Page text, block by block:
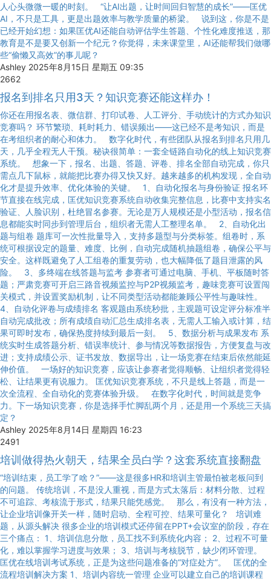
人心头微微一暖的时刻。 “让AI出题，让时间回归智慧的成长”——匡优
AI，不只是工具，更是出题效率与教学质量的桥梁。 说到这，你是不是
已经开始幻想：如果匡优AI还能自动评估学生答题、个性化难度推送，那
教育是不是要又创新一个纪元？你觉得，未来课堂里，AI还能帮我们做哪
些“偷懒又高效”的事儿呢？
Ashley 2025年8月15日 星期五 09:35
2662
报名到排名只用3天？知识竞赛还能这样办！
你还在用报名表、微信群、打印试卷、人工评分、手动统计的方式办知识
竞赛吗？ 环节繁琐、耗时耗力、错误频出——这已经不是考知识，而是
在考组织者的耐心和体力。 数字化时代，有些团队从报名到排名只用几
天，几乎全程无人干预。秘诀很简单：一套全链路自动化的线上知识竞赛
系统。 想象一下，报名、出题、答题、评卷、排名全部自动完成，你只
需点几下鼠标，就能把比赛办得又快又好。越来越多的机构发现，全自动
化才是提升效率、优化体验的关键。 1、自动化报名与身份验证 报名环
节直接在线完成，匡优知识竞赛系统自动收集完整信息，比赛中支持实名
验证、人脸识别，杜绝冒名参赛。无论是万人规模还是小型活动，报名信
息都能实时同步到管理后台，组织者无需人工整理名单。 2、自动化出
题与组卷 题库可一次性批量导入，支持多题型与分类标签。组卷时，系
统可根据设定的题量、难度、比例，自动完成随机抽题组卷，确保公平与
安全。这样既避免了人工组卷的重复劳动，也大幅降低了题目泄露的风
险。 3、多终端在线答题与监考 参赛者可通过电脑、手机、平板随时答
题；严肃竞赛可开启三路音视频监控与P2P视频监考，趣味竞赛可设置闯
关模式，并设置奖励机制，让不同类型活动都能兼顾公平性与趣味性。
4、自动化评卷与成绩排名 客观题由系统秒批，主观题可设定评分标准半
自动完成批改；所有成绩自动汇总生成排名表，无需人工输入或计算，结
果可即时发布，确保热度持续到最后一刻。 5、数据分析与成果发布 系
统实时生成答题分析、错误率统计、参与情况等数据报告，方便复盘与改
进；支持成绩公示、证书发放、数据导出，让一场竞赛在结束后依然能延
伸价值。 一场好的知识竞赛，应该让参赛者觉得顺畅、让组织者觉得轻
松、让结果更有说服力。 匡优知识竞赛系统，不只是线上答题，而是一
次全流程、全自动化的竞赛体验升级。 在数字化时代，时间就是竞争
力。下一场知识竞赛，你是选择手忙脚乱两个月，还是用一个系统三天搞
定？
Ashley 2025年8月14日 星期四 16:23
2491
培训做得热火朝天，结果全员白学？这套系统直接翻盘
“培训结束，员工学了啥？”——这是很多HR和培训主管最怕被老板问到
的问题。 传统培训，不是没人重视，而是方式太落后：材料分散、过程
不可追踪、考核流于形式，结果只能凭感觉。 那么，有没有一种方法，
让企业培训像开关一样，随时启动、全程可控、结果可量化？ 培训难
题，从源头解决 很多企业的培训模式还停留在PPT+会议室的阶段，存在
三个痛点： 1、培训信息分散，员工找不到系统化内容； 2、过程不可量
化，难以掌握学习进度与效果； 3、培训与考核脱节，缺少闭环管理。
匡优在线培训考试系统，正是为这些问题准备的“对症处方”。 匡优的全
流程培训解决方案 1、培训内容统一管理 企业可以建立自己的培训课程